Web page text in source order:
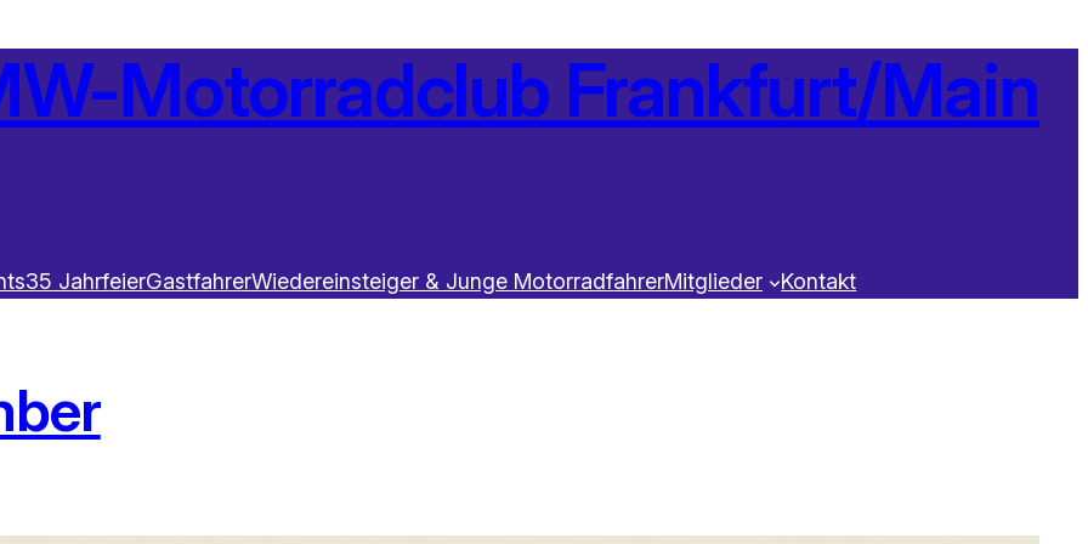
Motorradclub Frankfurt/Main
35 JahrfeierGastfahrerWiedereinsteiger & Junge MotorradfahrerMitglieder Kontakt